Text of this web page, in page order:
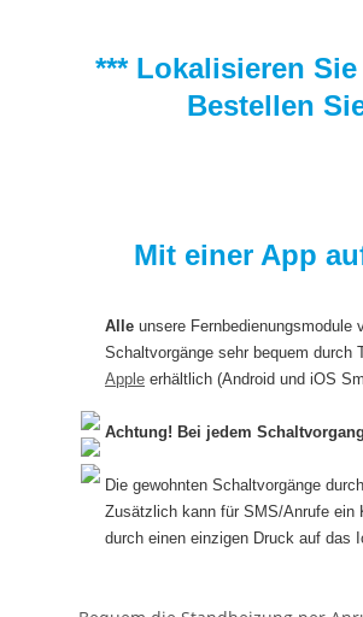
*** Lokalisieren
Bestellen
Mit einer App
Alle unsere
Schaltvorgänge sehr bequem durch
Apple erhältlich (Android und iOS
Achtung! Bei jedem
Die gewohnten Schaltvorgänge
Zusätzlich kann für SMS/Anrufe ein
durch einen einzigen Druck auf das